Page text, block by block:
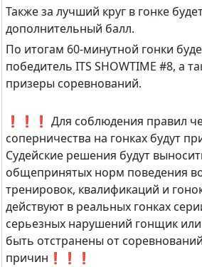
Также за лучший круг в гонке
дополнительный балл.
По итогам 60-минутной гонки
победитель ITS SHOWTIME #8, а
призеры соревнований.
❗❗❗ Для соблюдения правил
соперничества на гонках будут
Судейские решения будут
общепринятых норм поведения
тренировок, квалификаций и
действуют в реальных гонках
серьезных нарушений гонщик
быть отстранены от
причин❗❗❗